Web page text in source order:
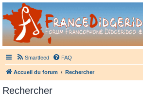
France Didgeridoo
Didgeridoo et Guimbarde sur France Didgeridoo -
Smartfeed FAQ
Accueil du forum Rechercher
Rechercher